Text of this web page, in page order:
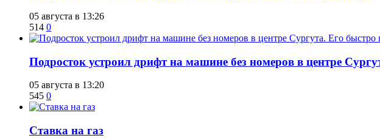
05 августа в 13:26
514 0
Подросток устроил дрифт на машине без номеров в центре
05 августа в 13:20
545 0
Ставка на газ